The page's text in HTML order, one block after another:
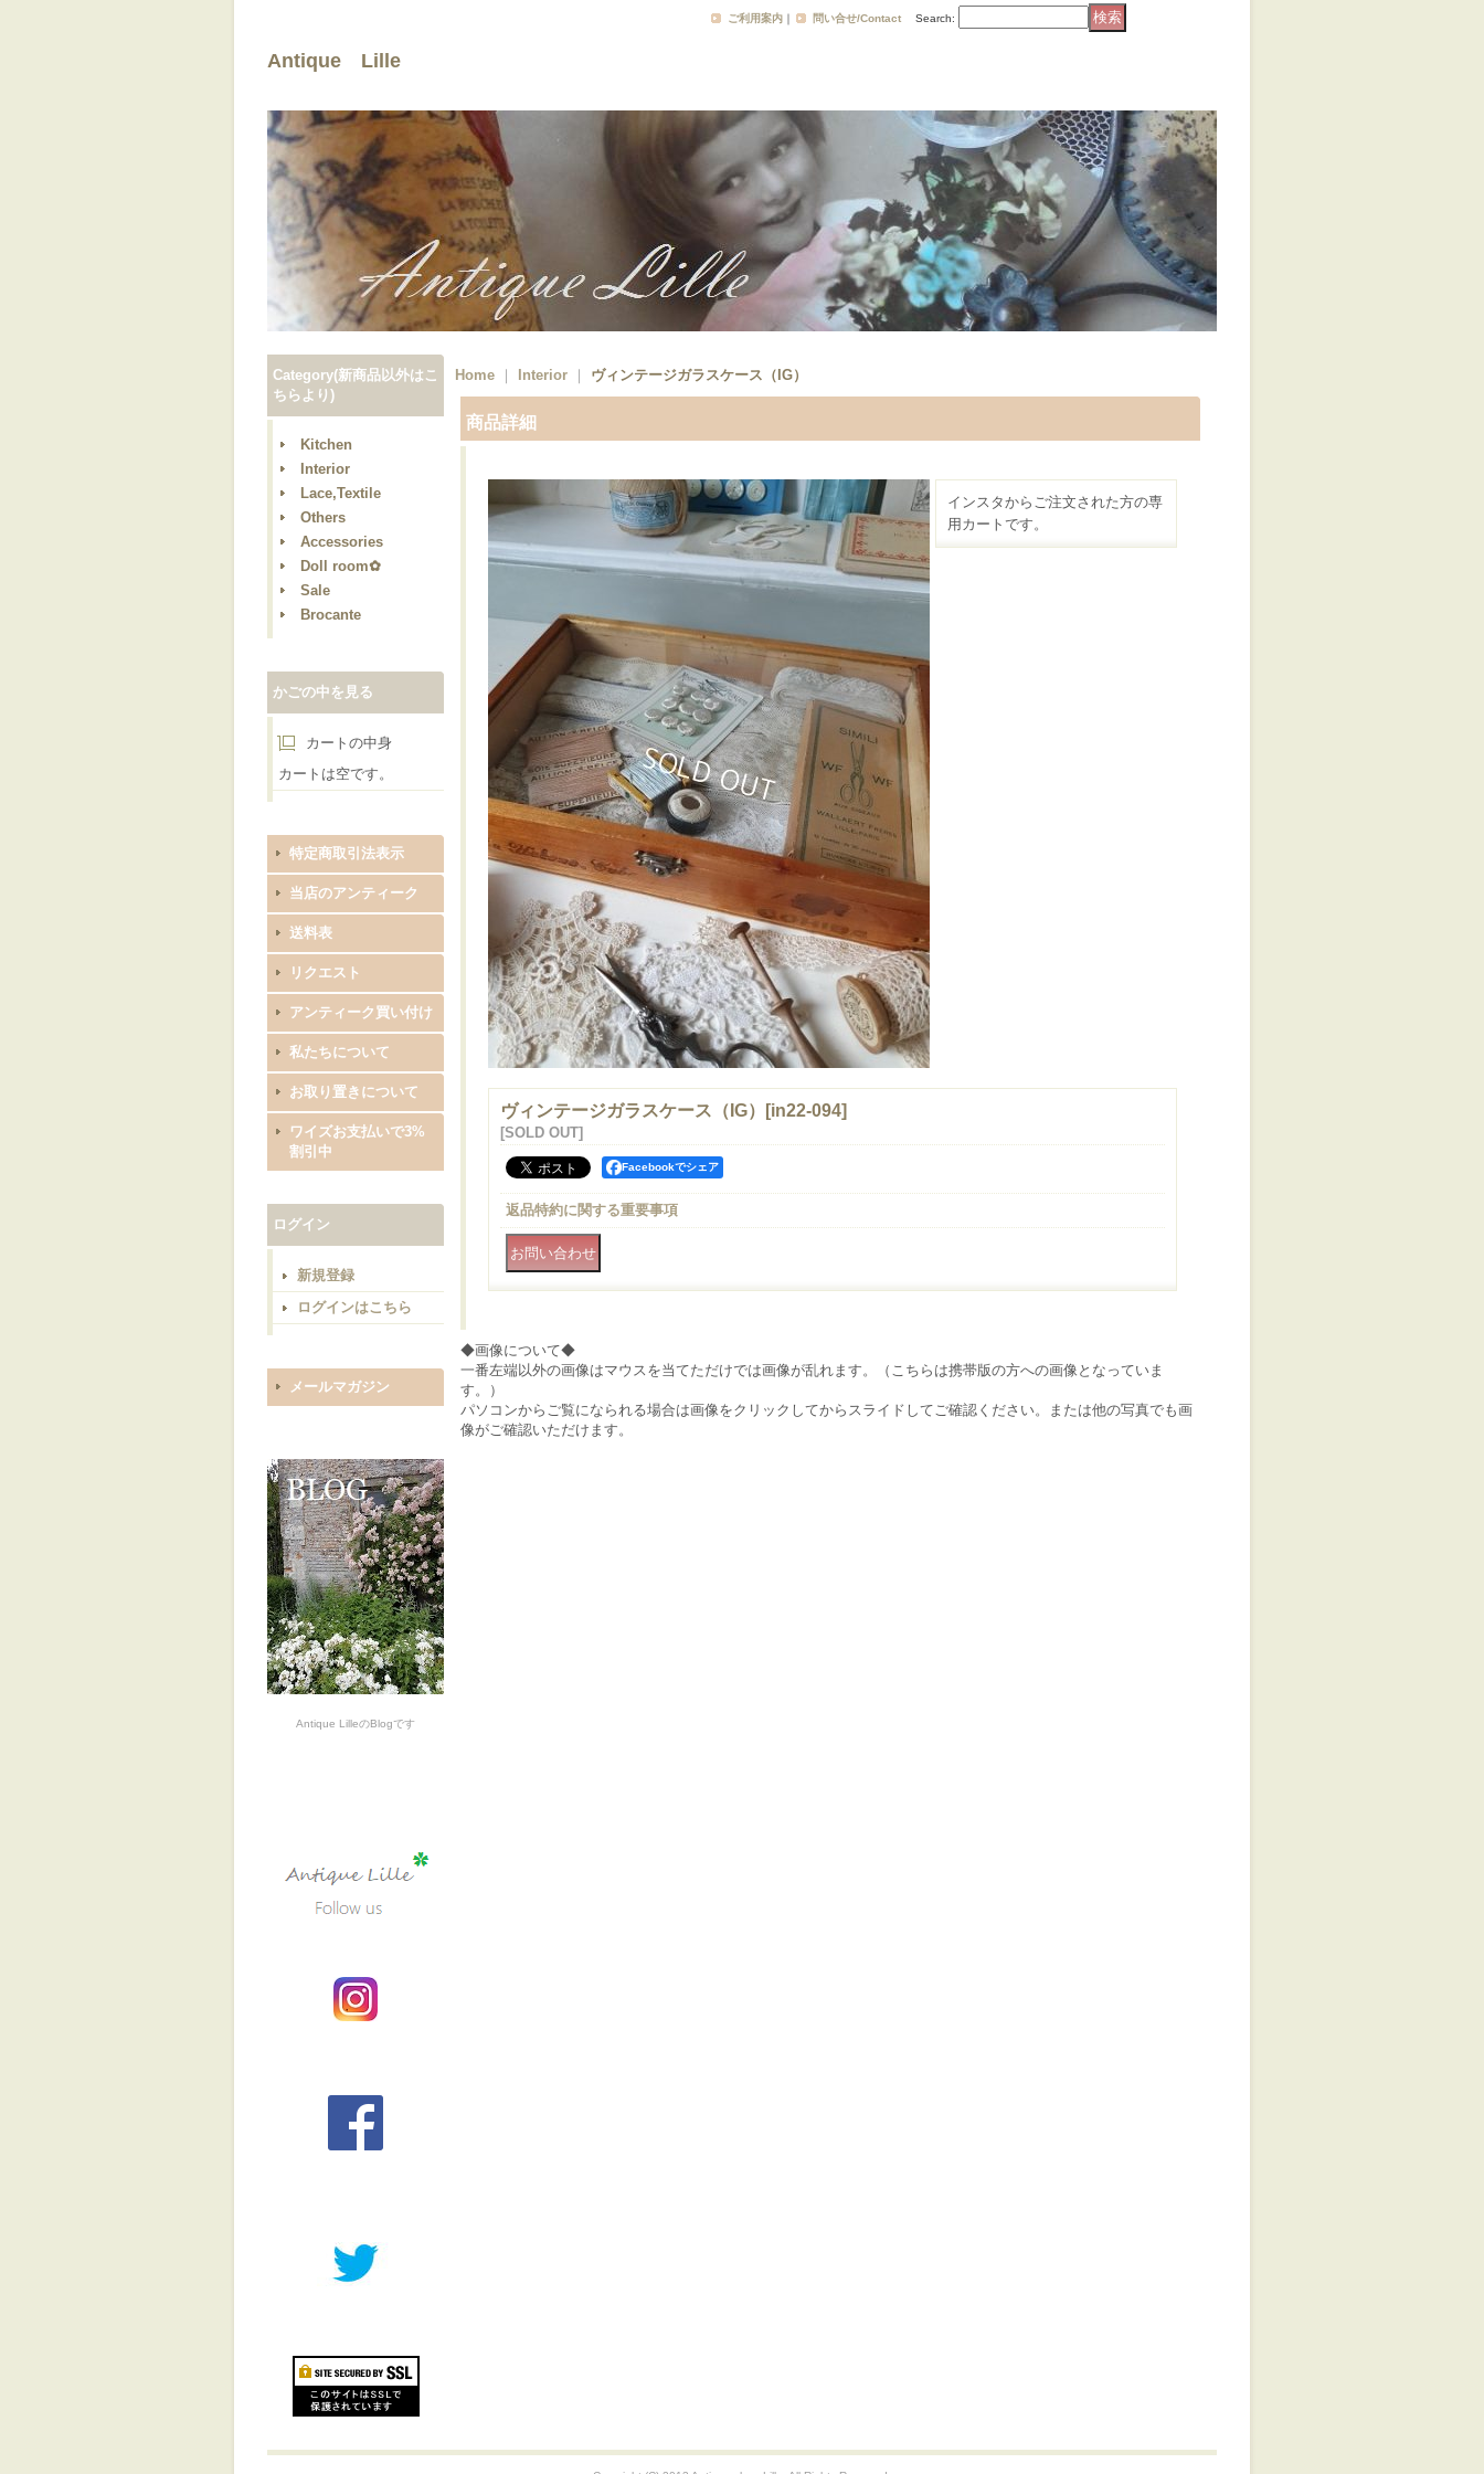
Antique Lille
ご利用案内 ｜ 問い合せ/Contact Search:
Category(新商品以外はこ
ちらより)
Kitchen
Interior
Lace,Textile
Others
Accessories
Doll room✿
Sale
Brocante
かごの中を見る
カートの中身
カートは空です。
特定商取引法表示
当店のアンティーク
送料表
リクエスト
アンティーク買い付け
私たちについて
お取り置きについて
ワイズお支払いで3%
割引中
ログイン
新規登録
ログインはこちら
メールマガジン
Antique LilleのBlogです
Home Interior ヴィンテージガラスケース（IG）
商品詳細
インスタからご注文された方の専
用カートです。
ヴィンテージガラスケース（IG） [in22-094]
[SOLD OUT]
Facebookでシェア
返品特約に関する重要事項
◆画像について◆
一番左端以外の画像はマウスを当てただけでは画像が乱れます。（こちらは携帯版の方への画像となっていま
す。）
パソコンからご覧になられる場合は画像をクリックしてからスライドしてご確認ください。または他の写真でも画
像がご確認いただけます。